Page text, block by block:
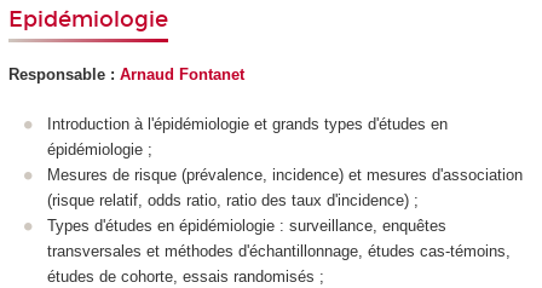
Epidémiologie
Responsable : Arnaud Fontanet
Introduction à l'épidémiologie et grands types d'études en
épidémiologie ;
Mesures de risque (prévalence, incidence) et mesures d'association
(risque relatif, odds ratio, ratio des taux d'incidence) ;
Types d'études en épidémiologie : surveillance, enquêtes
transversales et méthodes d'échantillonnage, études cas-témoins,
études de cohorte, essais randomisés ;